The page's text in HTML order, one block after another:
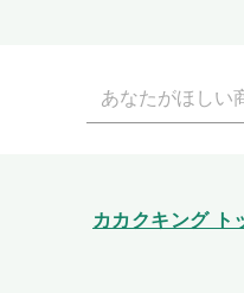
カカクキング ト